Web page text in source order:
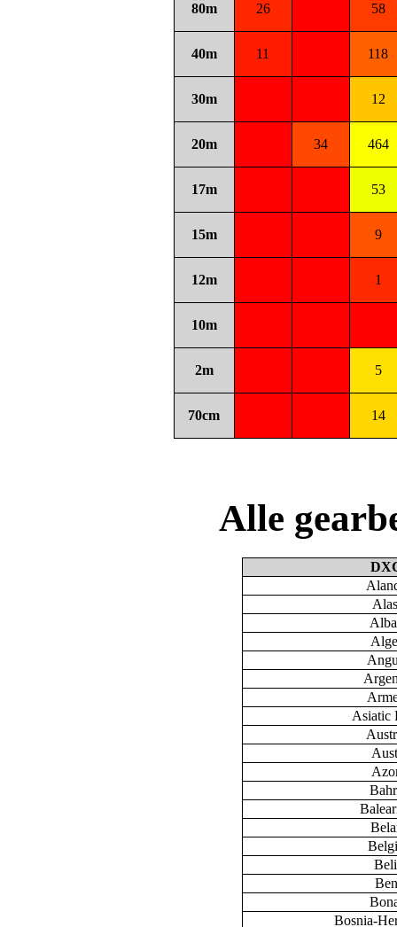
80m 26 58
40m 11 118
30m 12
20m 34 464
17m 53
15m 9
12m 1
10m
2m 5
70cm 14
Alle
Asiatic
Bosnia-